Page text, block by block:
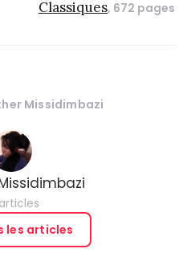
Classiques, 672 pages
Missidimbazi
les articles